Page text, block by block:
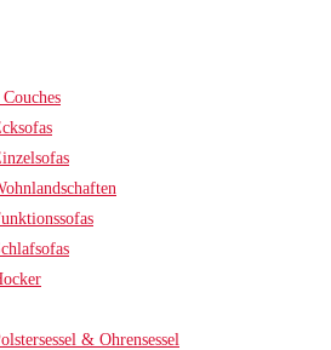
& Ohrensessel